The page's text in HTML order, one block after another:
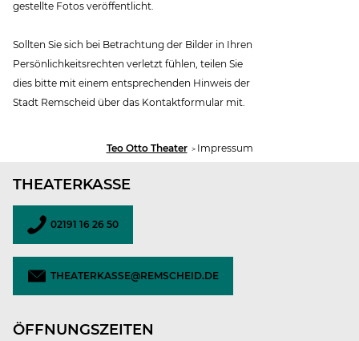
gestellte Fotos veröffentlicht.
Sollten Sie sich bei Betrachtung der Bilder in Ihren
Persönlichkeitsrechten verletzt fühlen, teilen Sie
dies bitte mit einem entsprechenden Hinweis der
Stadt Remscheid über das Kontaktformular mit.
Sie
hier:
Teo Otto Theater Impressum
THEATERKASSE
02191 16 26 50
THEATERKASSE@REMSCHEID.DE
ÖFFNUNGSZEITEN